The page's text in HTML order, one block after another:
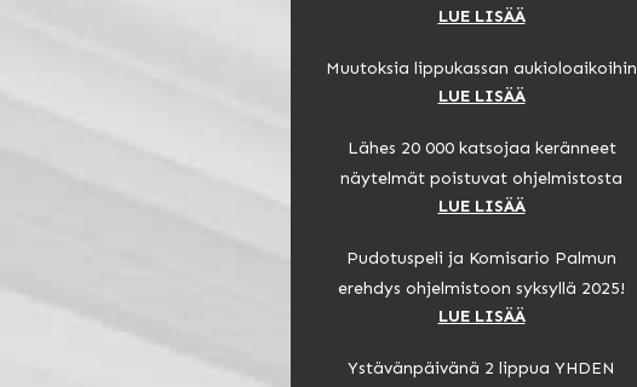
LUE LISÄÄ
Muutoksia lippukassan aukioloaikoihin
LUE LISÄÄ
Lähes 20 000 katsojaa keränneet
näytelmät poistuvat ohjelmistosta
LUE LISÄÄ
Pudotuspeli ja Komisario Palmun
erehdys ohjelmistoon syksyllä 2025!
LUE LISÄÄ
Ystävänpäivänä 2 lippua YHDEN